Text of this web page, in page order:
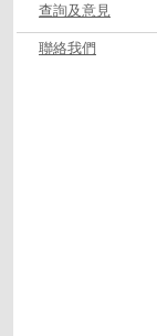
查詢及意見
聯絡我們